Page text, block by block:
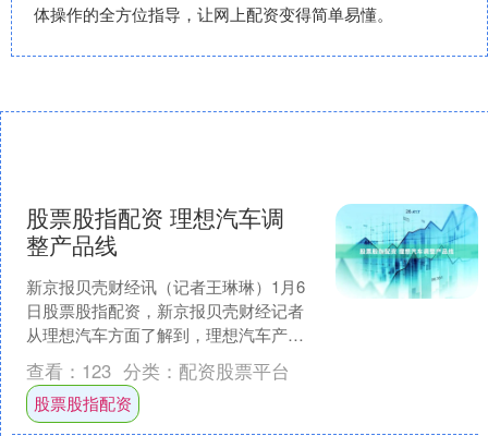
体操作的全方位指导，让网上配资变得简单易懂。
股票股指配资 理想汽车调
整产品线
新京报贝壳财经讯（记者王琳琳）1月6
日股票股指配资，新京报贝壳财经记者
从理想汽车方面了解到，理想汽车产品
线组织将调整为两条产品线，第一产品
线对MEGA、L9、L....
查看： 123 分类： 配资股票平台
股票股指配资